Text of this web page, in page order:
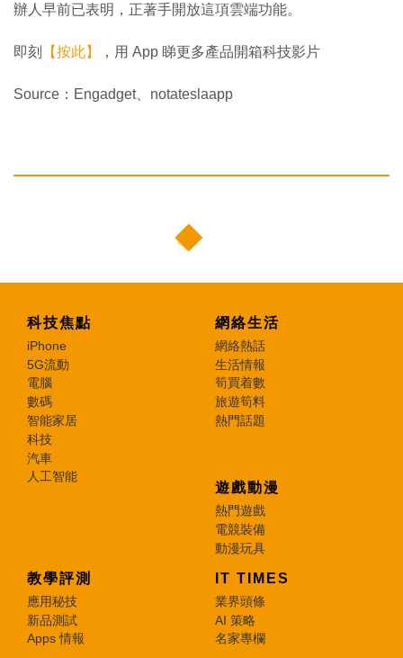
辦人早前已表明，正著手開放這項雲端功能。
即刻 【按此】 ，用 App 睇更多產品開箱科技影片
Source：Engadget、notateslaapp
科技焦點
iPhone
5G流動
電腦
數碼
智能家居
科技
汽車
人工智能
網絡生活
網絡熱話
生活情報
筍買着數
旅遊筍料
熱門話題
遊戲動漫
熱門遊戲
電競裝備
動漫玩具
教學評測
應用秘技
新品測試
Apps 情報
IT TIMES
業界頭條
AI 策略
名家專欄